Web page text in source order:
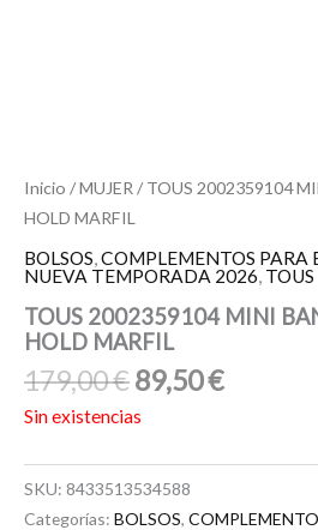
Inicio /MUJER / TOUS 2002359104
HOLD MARFIL
BOLSOS,COMPLEMENTOS PARA
NUEVA TEMPORADA 2026, TOUS
TOUS 2002359104 MINI
HOLD MARFIL
179,00€89,50€
Sin existencias
SKU: 8433513534588
Categorías: BOLSOS,